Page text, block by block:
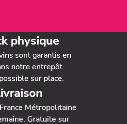
physique
sont garantis en
notre entrepôt.
sur place.
Métropolitaine
Gratuite sur